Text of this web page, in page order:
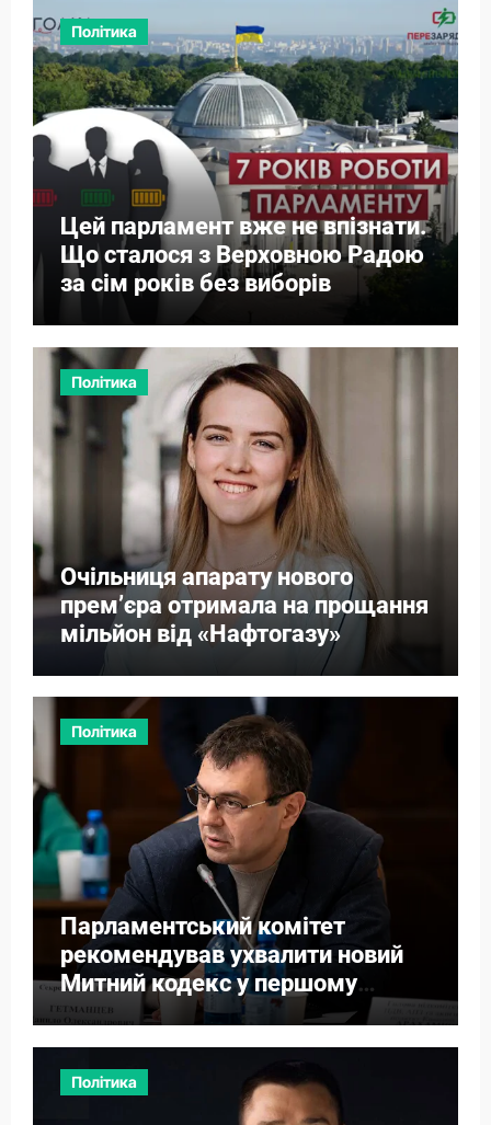
Політика
Цей парламент вже не впізнати.
Що сталося з Верховною Радою
за сім років без виборів
Політика
Очільниця апарату нового
прем’єра отримала на прощання
мільйон від «Нафтогазу»
Політика
Парламентський комітет
рекомендував ухвалити новий
Митний кодекс у першому
читанні
Політика